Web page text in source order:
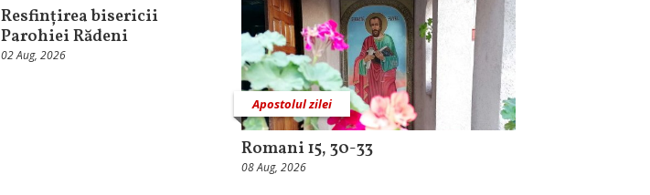
Resfințirea bisericii
Parohiei Rădeni
02 Aug, 2026
Apostolul zilei
Romani 15, 30-33
08 Aug, 2026